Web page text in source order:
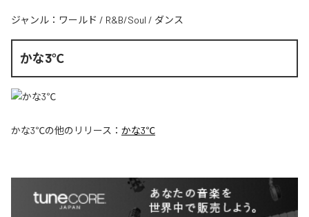
ジャンル： ワールド / R&B/Soul / ダンス
かな3℃
かな3℃の他のリリース： かな3℃